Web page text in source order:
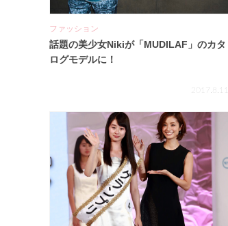
ファッション
話題の美少女Nikiが「MUDILAF」のカタ
ログモデルに！
2017.8.11